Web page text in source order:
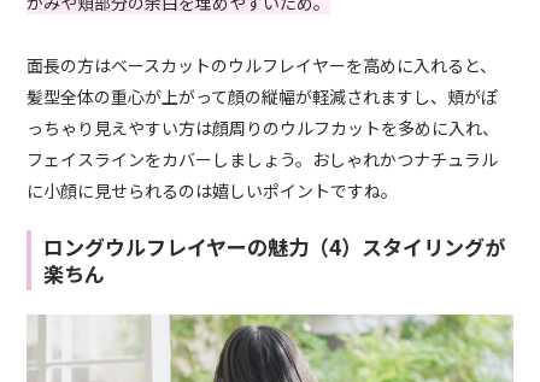
面長の方はベースカットのウルフレイヤーを高めに入れると、
髪型全体の重心が上がって顔の縦幅が軽減されますし、頬がぽ
っちゃり見えやすい方は顔周りのウルフカットを多めに入れ、
フェイスラインをカバーしましょう。おしゃれかつナチュラル
に小顔に見せられるのは嬉しいポイントですね。
ロングウルフレイヤーの魅力（4）スタイリングが
楽ちん